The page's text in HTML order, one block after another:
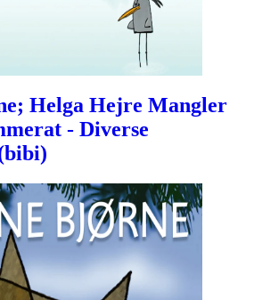
Helga Hejre Mangler
- Diverse